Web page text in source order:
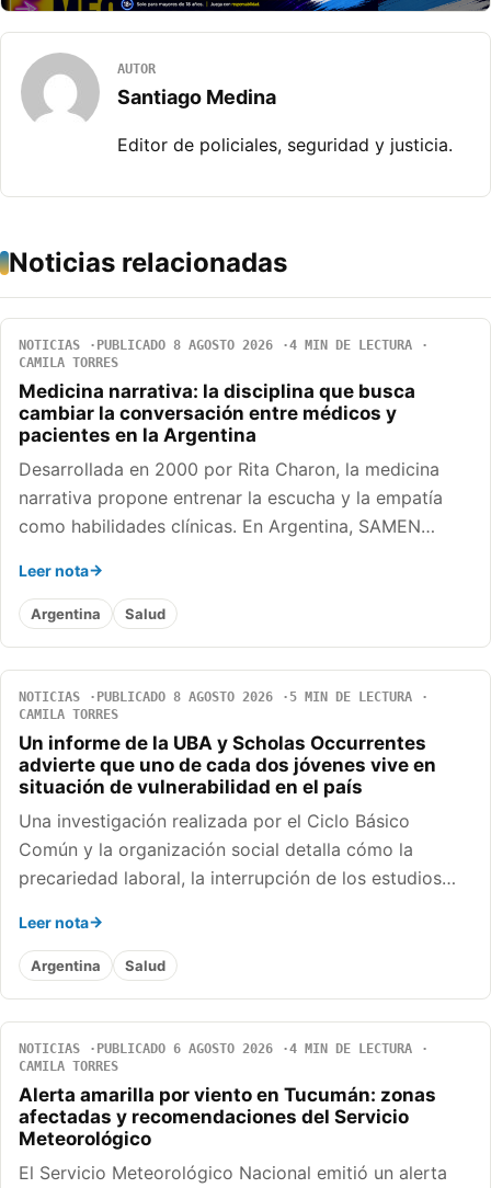
AUTOR
Santiago Medina
Editor de policiales, seguridad y justicia.
Noticias relacionadas
NOTICIAS PUBLICADO 8 AGOSTO 2026
4 MIN DE LECTURA
CAMILA TORRES
Medicina narrativa: la disciplina que busca
cambiar la conversación entre médicos y
pacientes en la Argentina
Desarrollada en 2000 por Rita Charon, la medicina
narrativa propone entrenar la escucha y la empatía
como habilidades clínicas. En Argentina, SAMEN…
Leer nota
Argentina Salud
NOTICIAS PUBLICADO 8 AGOSTO 2026
5 MIN DE LECTURA
CAMILA TORRES
Un informe de la UBA y Scholas Occurrentes
advierte que uno de cada dos jóvenes vive en
situación de vulnerabilidad en el país
Una investigación realizada por el Ciclo Básico
Común y la organización social detalla cómo la
precariedad laboral, la interrupción de los estudios…
Leer nota
Argentina Salud
NOTICIAS PUBLICADO 6 AGOSTO 2026
4 MIN DE LECTURA
CAMILA TORRES
Alerta amarilla por viento en Tucumán: zonas
afectadas y recomendaciones del Servicio
Meteorológico
El Servicio Meteorológico Nacional emitió un alerta